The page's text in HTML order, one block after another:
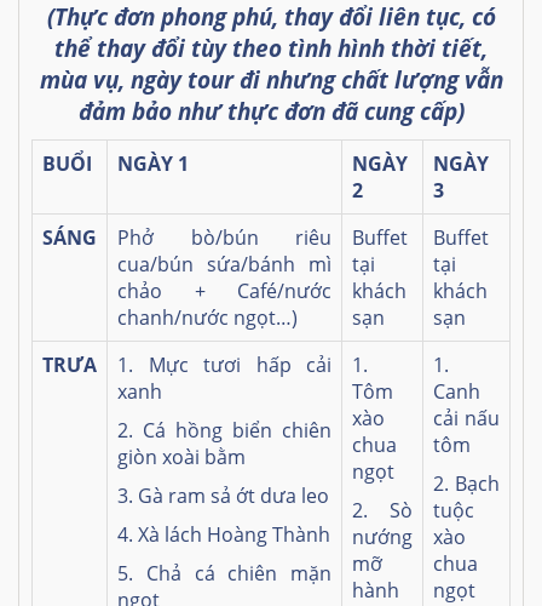
(Thực đơn phong phú, thay đổi liên tục, có
thể thay đổi tùy theo tình hình thời tiết,
mùa vụ, ngày tour đi nhưng chất lượng vẫn
đảm bảo như thực đơn đã cung cấp)
BUỔI NGÀY 1
NGÀY
2
NGÀY
3
SÁNG
Phở bò/bún riêu
cua/bún sứa/bánh mì
chảo + Café/nước
chanh/nước ngọt…)
Buffet
tại
khách
sạn
Buffet
tại
khách
sạn
TRƯA
1. Mực tươi hấp cải
xanh
2. Cá hồng biển chiên
giòn xoài bằm
3. Gà ram sả ớt dưa leo
4. Xà lách Hoàng Thành
5. Chả cá chiên mặn
ngọt
1.
Tôm
xào
chua
ngọt
2. Sò
nướng
mỡ
hành
1.
Canh
cải nấu
tôm
2. Bạch
tuộc
xào
chua
ngọt